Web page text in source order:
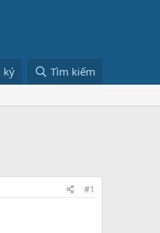
ký Tìm kiếm
#1